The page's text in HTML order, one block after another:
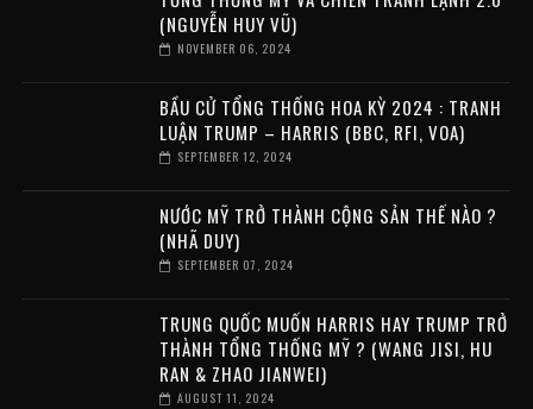
(NGUYỄN HUY VŨ)
NOVEMBER 06, 2024
BẦU CỬ TỔNG THỐNG HOA KỲ 2024 : TRANH
LUẬN TRUMP – HARRIS (BBC, RFI, VOA)
SEPTEMBER 12, 2024
NƯỚC MỸ TRỞ THÀNH CỘNG SẢN THẾ NÀO ?
(NHÃ DUY)
SEPTEMBER 07, 2024
TRUNG QUỐC MUỐN HARRIS HAY TRUMP TRỞ
THÀNH TỔNG THỐNG MỸ ? (WANG JISI, HU
RAN & ZHAO JIANWEI)
AUGUST 11, 2024